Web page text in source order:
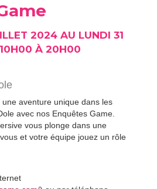
2024 AU LUNDI 31
À 20H00
aventure unique dans les
avec nos Enquêtes Game.
vous plonge dans une
et votre équipe jouez un rôle